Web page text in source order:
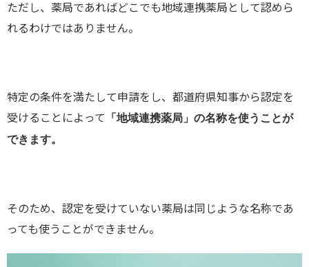
ただし、薬局であればどこでも地域連携薬局として認めら
れるわけではありません。
特定の条件を満たして申請をし、都道府県知事から認定を
受けることによって
「地域連携薬局」の名称を使うことが
できます。
そのため、認定を受けていない薬局は同じような名称であ
っても使うことができません。